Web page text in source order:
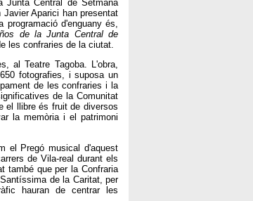
Junta Central de Setmana
Aparici han presentat
d'enguany és,
de la Junta Central de
les confraries de la ciutat.
al Teatre Tagoba. L'obra,
fotografies, i suposa un
de les confraries i la
de la Comunitat
el llibre és fruit de diversos
la memòria i el patrimoni
el Pregó musical d'aquest
de Vila-real durant els
també que per la Confraria
de la Caritat, per
hauran de centrar les